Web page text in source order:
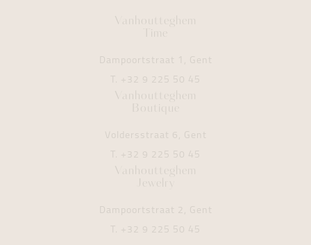
Vanhoutteghem
Time
Dampoortstraat 1, Gent
T. +32 9 225 50 45
Vanhoutteghem
Boutique
Voldersstraat 6, Gent
T. +32 9 225 50 45
Vanhoutteghem
Jewelry
Dampoortstraat 2, Gent
T. +32 9 225 50 45